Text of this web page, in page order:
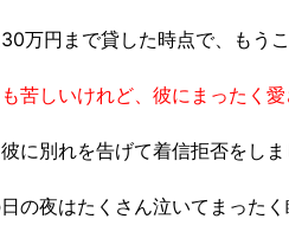
万円まで貸した時点で、もう
苦しいけれど、彼にまったく
に別れを告げて着信拒否をしま
の夜はたくさん泣いてまった